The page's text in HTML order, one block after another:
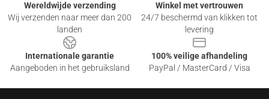
Wereldwijde verzending
Wij verzenden naar meer dan 200
landen
Winkel met vertrouwen
24/7 beschermd van klikken tot
levering
Internationale garantie
Aangeboden in het gebruiksland
100% veilige afhandeling
PayPal / MasterCard / Visa